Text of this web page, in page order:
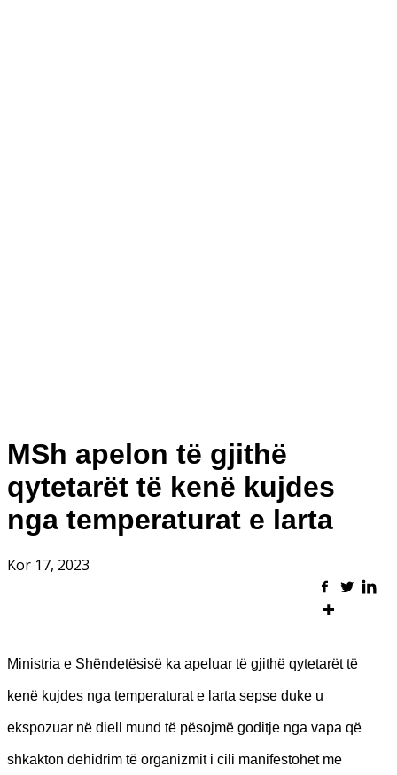
MSh apelon të gjithë
qytetarët të kenë kujdes
nga temperaturat e larta
Kor 17, 2023
Ministria e Shëndetësisë ka apeluar të gjithë qytetarët të
kenë kujdes nga temperaturat e larta sepse duke u
ekspozuar në diell mund të pësojmë goditje nga vapa që
shkakton dehidrim të organizmit i cili manifestohet me